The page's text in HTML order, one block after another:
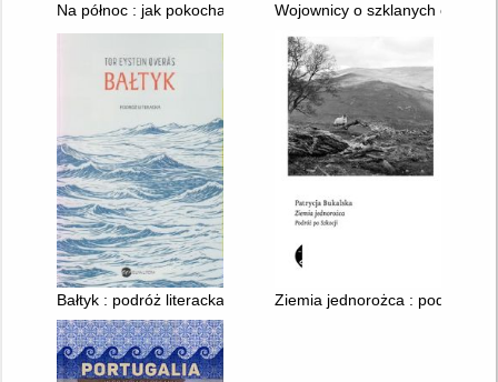
Na północ : jak pokochałem ArktykęWojownicy o szklanych
Bałtyk : podróż literacka Ziemia jednorożca : podróż po